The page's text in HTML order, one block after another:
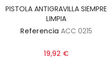
PISTOLA ANTIGRAVILLA SIEMPRE
LIMPIA
Referencia ACC 0215
19,92 €